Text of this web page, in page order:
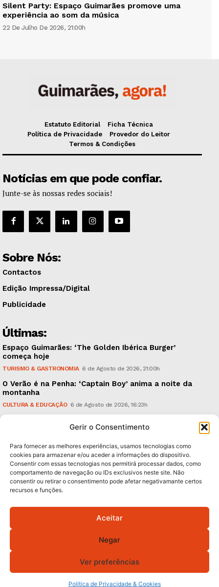
Gerir o Consentimento
Para fornecer as melhores experiências, usamos tecnologias como
cookies para armazenar e/ou aceder a informações do dispositivo.
Consentir com essas tecnologias nos permitirá processar dados, como
comportamento de navegação ou IDs exclusivos neste site. Não
consentir ou retirar o consentimento pode afetar negativamante certos
recursos e funções.
Aceitar
Negar
Ver preferências
Política de Privacidade & Cookies
Silent Party: Espaço Guimarães promove uma
experiência ao som da música
22 De Julho De 2026, 21:00h
Estatuto Editorial
Ficha Técnica
Política de Privacidade
Provedor do Leitor
Termos & Condições
Notícias em que pode confiar.
Junte-se às nossas redes sociais!
Sobre Nós:
Contactos
Edição Impressa/Digital
Publicidade
Últimas:
Espaço Guimarães: ‘The Golden Ibérica Burger’
começa hoje
TURISMO & GASTRONOMIA 6 de Agosto de 2026, 21:00h
O Verão é na Penha: ‘Captain Boy’ anima a noite da
montanha
CULTURA & EDUCAÇÃO 6 de Agosto de 2026, 16:23h
em causa”, garante Ricardo Araújo
Subscreva Newsletter:
QUERO ADERIR
Política de Privacidade
© 2026 GA! Todos os direitos reservados.